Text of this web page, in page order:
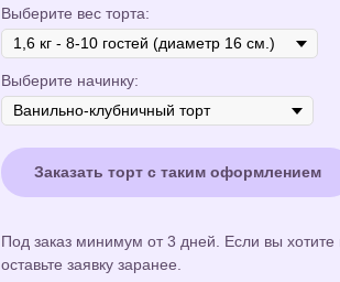
Выберите вес торта:
Выберите начинку:
Заказать торт с таким оформлением
Под заказ минимум от 3 дней. Если вы
оставьте заявку заранее.